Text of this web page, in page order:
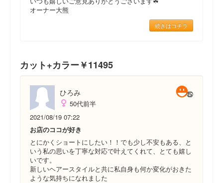
オーナー大熊
続きはコチラ
カット+カラー￥11495
ひろみ
50代前半
2021/08/19 07:22
お店のココが好き
とにかくショートにしたい！！でも少し不安もある、と
いう私の思いを丁寧な対応で叶えてくれて、とても嬉し
いです。
新しいヘアースタイルと共に私自身も何か変化がおきた
ような気持ちになれました